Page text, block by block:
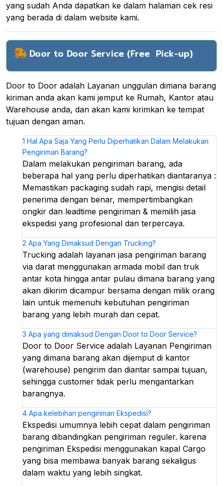
yang sudah Anda dapatkan ke dalam halaman cek resi
yang berada di dalam website kami.
Door to Door Service (Free Pick-up)
Door to Door adalah Layanan unggulan dimana barang
kiriman anda akan kami jemput ke Rumah, Kantor atau
Warehouse anda, dan akan kami kirimkan ke tempat
tujuan dengan aman.
1 Hal Apa Saja Yang Perlu Diperhatikan Dalam Melakukan
Pengiriman Barang?
Dalam melakukan pengiriman barang, ada
beberapa hal yang perlu diperhatikan diantaranya :
Memastikan packaging sudah rapi, mengisi detail
penerima dengan benar, mempertimbangkan
ongkir dan leadtime pengiriman & memilih jasa
ekspedisi yang profesional dan terpercaya.
2 Apa Yang Dimaksud Dengan Trucking?
Trucking adalah layanan jasa pengiriman barang
via darat menggunakan armada mobil dan truk
antar kota hingga antar pulau dimana barang yang
akan dikirim dicampur bersama dengan milik orang
lain untuk memenuhi kebutuhan pengiriman
barang yang lebih murah dan cepat.
3 Apa yang dimaksud Dengan Door to Door Service?
Door to Door Service adalah Layanan Pengiriman
yang dimana barang akan dijemput di kantor
(warehouse) pengirim dan diantar sampai tujuan,
sehingga customer tidak perlu mengantarkan
barangnya.
4 Apa kelebihan pengiriman Ekspedisi?
Ekspedisi umumnya lebih cepat dalam pengiriman
barang dibandingkan pengiriman reguler. karena
pengiriman Ekspedisi menggunakan kapal Cargo
yang bisa membawa banyak barang sekaligus
dalam waktu yang lebih singkat.